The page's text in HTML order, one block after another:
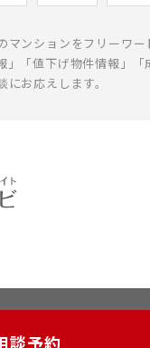
談予約
マンションをフリーワ
「値下げ物件情報」
お応えします。